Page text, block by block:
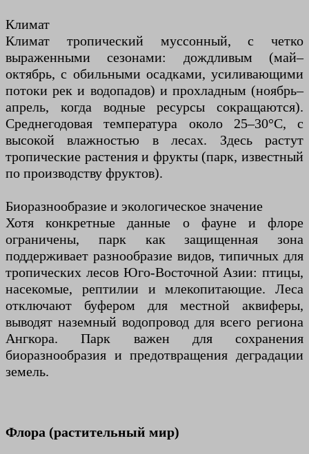
Климат
Климат тропический муссонный, с четко
выраженными сезонами: дождливым (май–
октябрь, с обильными осадками, усиливающими
потоки рек и водопадов) и прохладным (ноябрь–
апрель, когда водные ресурсы сокращаются).
Среднегодовая температура около 25–30°С, с
высокой влажностью в лесах. Здесь растут
тропические растения и фрукты (парк, известный
по производству фруктов).
Биоразнообразие и экологическое значение
Хотя конкретные данные о фауне и флоре
ограничены, парк как защищенная зона
поддерживает разнообразие видов, типичных для
тропических лесов Юго-Восточной Азии: птицы,
насекомые, рептилии и млекопитающие. Леса
отключают буфером для местной аквиферы,
выводят наземный водопровод для всего региона
Ангкора. Парк важен для сохранения
биоразнообразия и предотвращения деградации
земель.
Флора (растительный мир)